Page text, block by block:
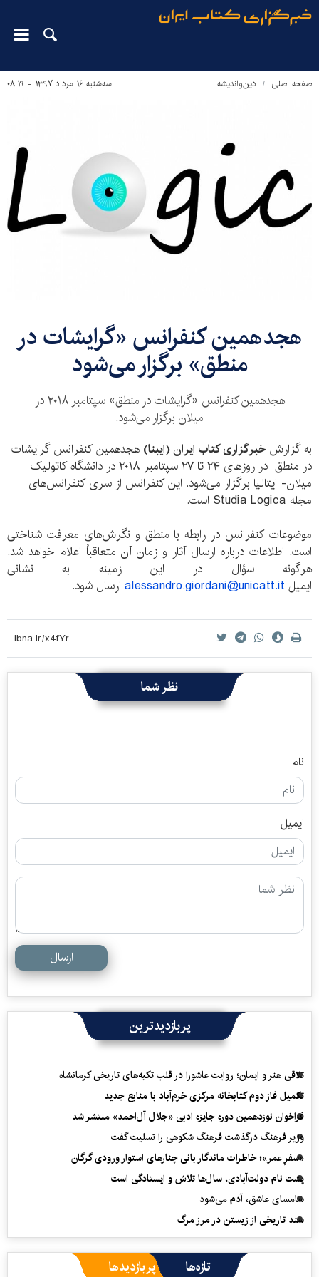
صفحه اصلی دین‌واندیشه سه‌شنبه ۱۶ مرداد ۱۳۹۷ - ۰۸:۱۹
هجدهمین کنفرانس «گرایشات در
منطق» برگزار می‌شود
هجدهمین کنفرانس «گرایشات در منطق» سپتامبر ۲۰۱۸ در
میلان برگزار می‌شود.
به گزارش خبرگزاری کتاب ایران (ایبنا) هجدهمین کنفرانس گرایشات
در منطق در روزهای ۲۴ تا ۲۷ سپتامبر ۲۰۱۸ در دانشگاه کاتولیک
میلان- ایتالیا برگزار می‌شود. این کنفرانس از سری کنفرانس‌های
مجله Studia Logica است.
موضوعات کنفرانس در رابطه با منطق و نگرش‌های معرفت شناختی
است. اطلاعات درباره ارسال آثار و زمان آن متعاقباً اعلام خواهد شد.
هرگونه سؤال در این زمینه به نشانی
ایمیلalessandro.giordani@unicatt.it ارسال شود.
نظر شما
نام
ایمیل
ارسال
پربازدیدترین
تلاقی هنر و ایمان؛ روایت عاشورا در قلب تکیه‌های تاریخی کرمانشاه
تکمیل فاز دوم کتابخانه مرکزی خرم‌آباد با منابع جدید
فراخوان نوزدهمین دوره جایزه ادبی «جلال آل‌احمد» منتشر شد
وزیر فرهنگ درگذشت فرهنگ شکوهی را تسلیت گفت
«سفرِ عمر»؛ خاطرات ماندگار بانی چنارهای استوار ورودی گرگان
پشت نام دولت‌آبادی، سال‌ها تلاش و ایستادگی است
سامسای عاشق، آدم می‌شود
سند تاریخی از زیستن در مرز مرگ
تازه‌ها پربازدیدها